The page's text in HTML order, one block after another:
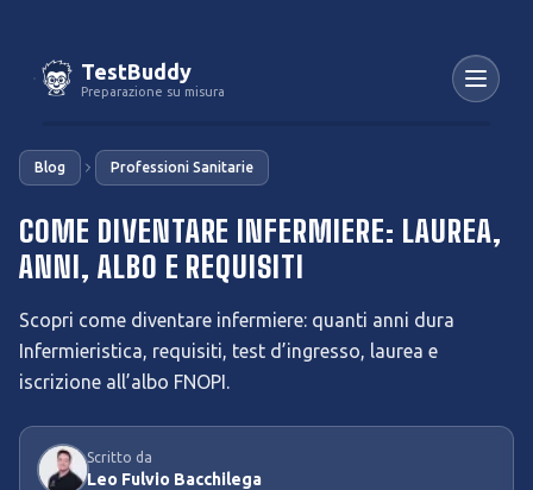
TestBuddy
Preparazione su misura
Blog Professioni Sanitarie
COME DIVENTARE INFERMIERE: LAUREA,
ANNI, ALBO E REQUISITI
Scopri come diventare infermiere: quanti anni dura
Infermieristica, requisiti, test d’ingresso, laurea e
iscrizione all’albo FNOPI.
Scritto da
Leo Fulvio Bacchilega